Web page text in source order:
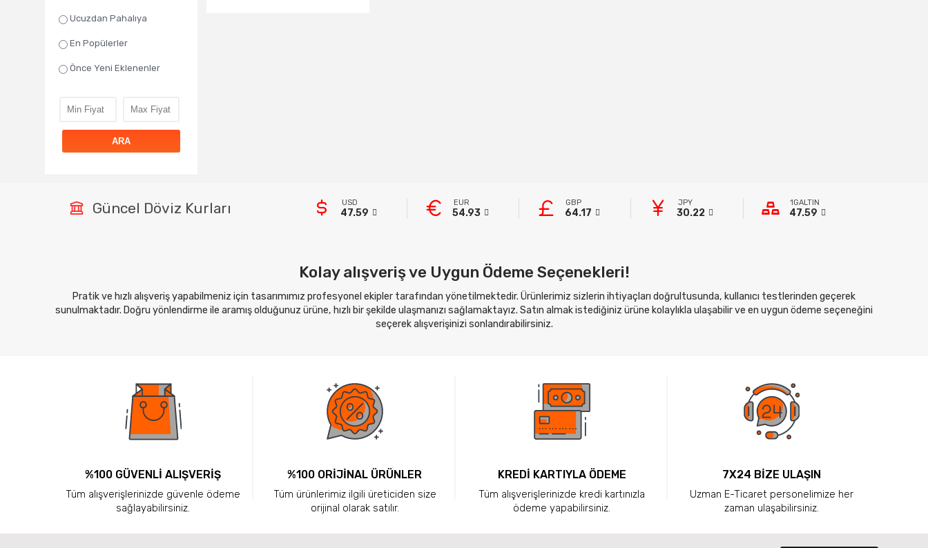
Ucuzdan Pahalıya
En Popülerler
Önce Yeni Eklenenler
ARA
Güncel Döviz Kurları USD
47.59
EUR
54.93
GBP
64.17
JPY
30.22
1GALTIN
47.59
Kolay alışveriş ve Uygun Ödeme Seçenekleri!
Pratik ve hızlı alışveriş yapabilmeniz için tasarımımız profesyonel ekipler tarafından yönetilmektedir. Ürünlerimiz sizlerin ihtiyaçları doğrultusunda, kullanıcı testlerinden geçerek
sunulmaktadır. Doğru yönlendirme ile aramış olduğunuz ürüne, hızlı bir şekilde ulaşmanızı sağlamaktayız. Satın almak istediğiniz ürüne kolaylıkla ulaşabilir ve en uygun ödeme seçeneğini
seçerek alışverişinizi sonlandırabilirsiniz.
%100 GÜVENLİ ALIŞVERİŞ
Tüm alışverişlerinizde güvenle ödeme
sağlayabilirsiniz.
%100 ORİJİNAL ÜRÜNLER
Tüm ürünlerimiz ilgili üreticiden size
orijinal olarak satılır.
KREDİ KARTIYLA ÖDEME
Tüm alışverişlerinizde kredi kartınızla
ödeme yapabilirsiniz.
7X24 BİZE ULAŞIN
Uzman E-Ticaret personelimize her
zaman ulaşabilirsiniz.